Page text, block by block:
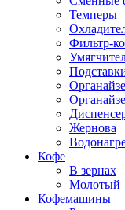
Темперы
Фильтр-
Жернова
Кофе
В зернах
Молотый
Кофемашины